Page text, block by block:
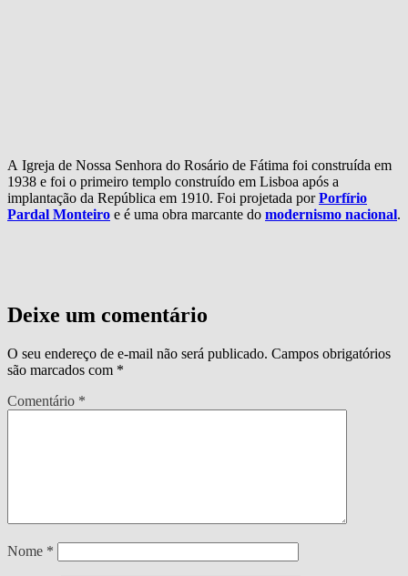
A Igreja de Nossa Senhora do Rosário de Fátima foi construída em
1938 e foi o primeiro templo construído em Lisboa após a
implantação da República em 1910. Foi projetada porPorfírio
Pardal Monteiro e é uma obra marcante do modernismo nacional.
Deixe um comentário
O seu endereço de e-mail não será publicado. Campos obrigatórios
são marcados com *
Comentário *
Nome *